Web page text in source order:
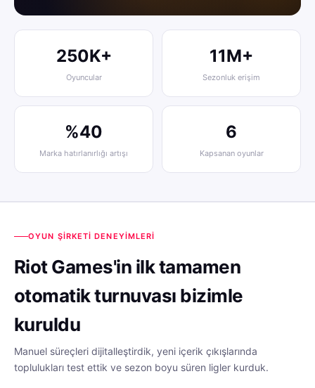
250K+
Oyuncular
11M+
Sezonluk erişim
%40
Marka hatırlanırlığı artışı
6
Kapsanan oyunlar
OYUN ŞIRKETI DENEYIMLERI
Riot Games'in ilk tamamen
otomatik turnuvası bizimle
kuruldu
Manuel süreçleri dijitalleştirdik, yeni içerik çıkışlarında
toplulukları test ettik ve sezon boyu süren ligler kurduk.